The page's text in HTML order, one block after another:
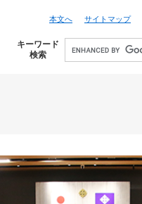
本文へ サイトマップ
キーワード
検索